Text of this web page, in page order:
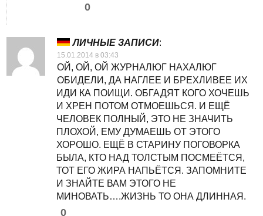
0
ЛИЧНЫЕ ЗАПИСИ:
15.01.2014 в 03:43
ОЙ, ОЙ, ОЙ ЖУРНАЛЮГ НАХАЛЮГ
ОБИДЕЛИ, ДА НАГЛЕЕ И БРЕХЛИВЕЕ ИХ
ИДИ КА ПОИЩИ. ОБГАДЯТ КОГО ХОЧЕШЬ
И ХРЕН ПОТОМ ОТМОЕШЬСЯ. И ЕЩЁ
ЧЕЛОВЕК ПОЛНЫЙ, ЭТО НЕ ЗНАЧИТЬ
ПЛОХОЙ, ЕМУ ДУМАЕШЬ ОТ ЭТОГО
ХОРОШО. ЕЩЁ В СТАРИНУ ПОГОВОРКА
БЫЛА, КТО НАД ТОЛСТЫМ ПОСМЕЁТСЯ,
ТОТ ЕГО ЖИРА НАПЬЁТСЯ. ЗАПОМНИТЕ
И ЗНАЙТЕ ВАМ ЭТОГО НЕ
МИНОВАТЬ….ЖИЗНЬ ТО ОНА ДЛИННАЯ.
0